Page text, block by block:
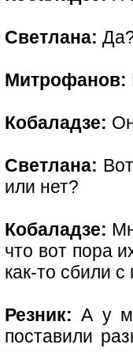
Светлана:
Митрофанов:
Кобаладзе:
Светлана:
или нет?
Кобаладзе:
что вот пора
как-то сбили с
Резник: А у
поставили